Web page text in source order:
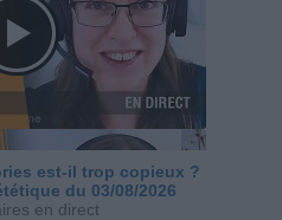
est-il trop copieux ?
du 03/08/2026
en direct